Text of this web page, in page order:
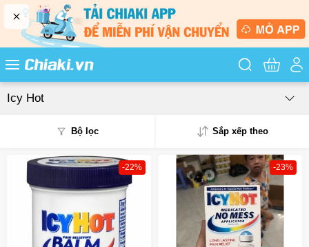
Tìm kiếm
Icy Hot
Bộ lọc Sắp xếp theo
Phổ biến
-22% -23%